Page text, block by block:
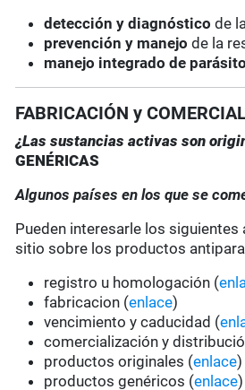
detección y diagnóstico de
prevención y manejo de la
manejo integrado de
FABRICACIÓN y
¿Las sustancias activas son
GENÉRICAS
Algunos países en los que se
Pueden interesarle los
sitio sobre los productos
registro u homologación (
fabricacion (enlace)
vencimiento y caducidad (
comercialización y
productos originales (enlace)
productos genéricos (enlace)